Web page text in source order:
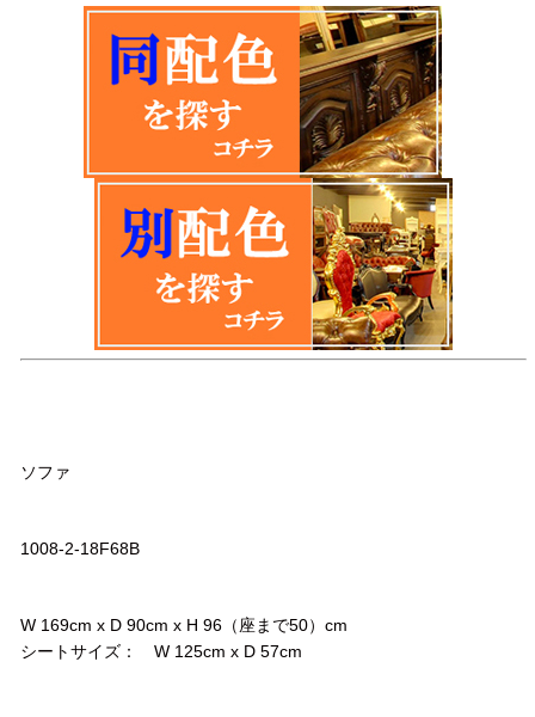
ソファ
1008-2-18F68B
W 169cm x D 90cm x H 96（座まで50）cm
シートサイズ： W 125cm x D 57cm